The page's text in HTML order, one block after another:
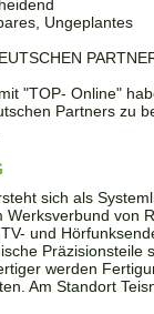
Ungeplantes
"TOP- Online"
Partners zu
sich als
von
und
Präzisionsteile
werden
Am Standort